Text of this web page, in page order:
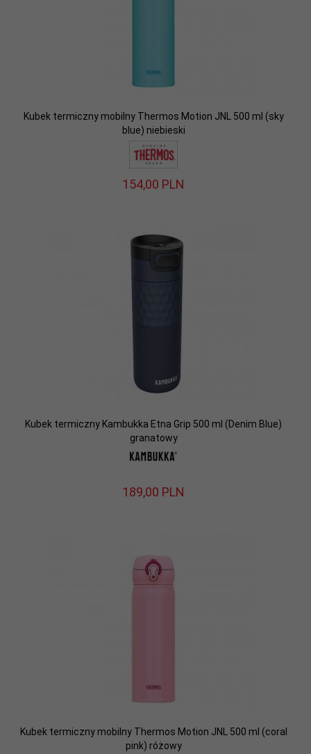
Kubek termiczny mobilny Thermos Motion JNL 500 ml (sky
blue) niebieski
154,00 PLN
Kubek termiczny Kambukka Etna Grip 500 ml (Denim Blue)
granatowy
189,00 PLN
Kubek termiczny mobilny Thermos Motion JNL 500 ml (coral
pink) różowy